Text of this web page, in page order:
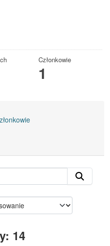
Członkowie
1
14